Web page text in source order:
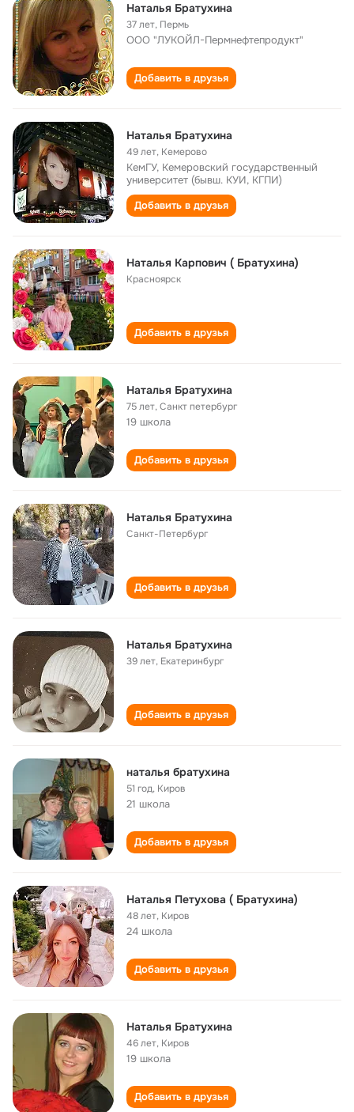
Наталья Братухина
37 лет, Пермь
ООО "ЛУКОЙЛ-Пермнефтепродукт"
Добавить в друзья
Наталья Братухина
49 лет, Кемерово
КемГУ, Кемеровский государственный
университет (бывш. КУИ, КГПИ)
Добавить в друзья
Наталья Карпович ( Братухина)
Красноярск
Добавить в друзья
Наталья Братухина
75 лет,Санкт петербург
19 школа
Добавить в друзья
Наталья Братухина
Санкт-Петербург
Добавить в друзья
Наталья Братухина
39 лет, Екатеринбург
Добавить в друзья
наталья братухина
51 год, Киров
21 школа
Добавить в друзья
Наталья Петухова ( Братухина)
48 лет, Киров
24 школа
Добавить в друзья
Наталья Братухина
46 лет, Киров
19 школа
Добавить в друзья